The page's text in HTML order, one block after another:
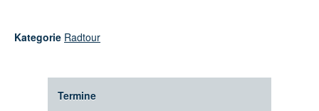
Kategorie Radtour
Termine